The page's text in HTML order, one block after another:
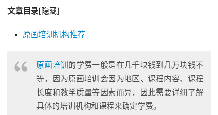
文章目录[隐藏]
原画培训机构推荐
原画培训 的学费一般是在几千块钱到几万块钱不
等，因为原画培训会因为地区、课程内容、课程
长度和教学质量等因素而异，因此需要详细了解
具体的培训机构和课程来确定学费。